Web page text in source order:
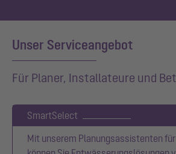
Unser Serviceangebot
Für Planer, Installateure und
SmartSelect
Mit unserem Planungsassistenten